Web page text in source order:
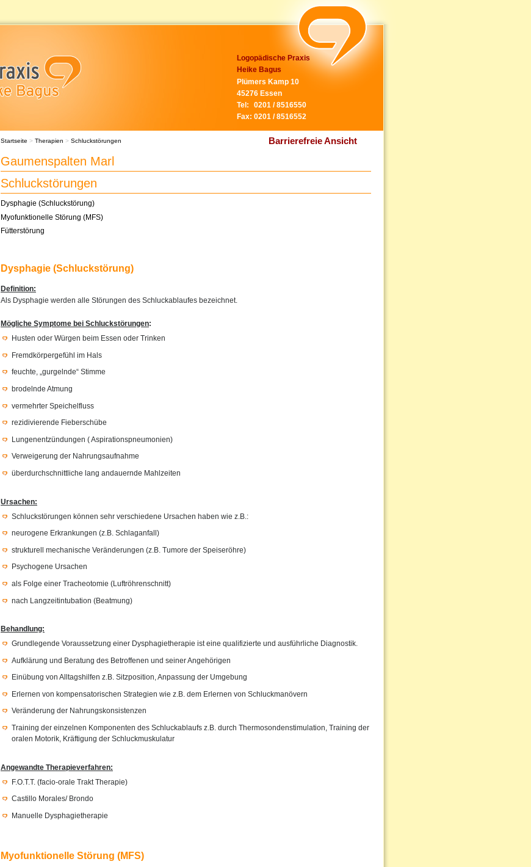
Logopädische Praxis
Heike Bagus
Plümers Kamp 10
45276 Essen
Tel:
0201 / 8516550
Fax: 0201 / 8516552
Barrierefreie Ansicht
Startseite > Therapien > Schluckstörungen
Gaumenspalten Marl
Schluckstörungen
Dysphagie (Schluckstörung)
Myofunktionelle Störung (MFS)
Fütterstörung
Dysphagie (Schluckstörung)
Definition:
Als Dysphagie werden alle Störungen des Schluckablaufes bezeichnet.
Mögliche Symptome bei Schluckstörungen:
Husten oder Würgen beim Essen oder Trinken
Fremdkörpergefühl im Hals
feuchte, „gurgelnde“ Stimme
brodelnde Atmung
vermehrter Speichelfluss
rezidivierende Fieberschübe
Lungenentzündungen ( Aspirationspneumonien)
Verweigerung der Nahrungsaufnahme
überdurchschnittliche lang andauernde Mahlzeiten
Ursachen:
Schluckstörungen können sehr verschiedene Ursachen haben wie z.B.:
neurogene Erkrankungen (z.B. Schlaganfall)
strukturell mechanische Veränderungen (z.B. Tumore der Speiseröhre)
Psychogene Ursachen
als Folge einer Tracheotomie (Luftröhrenschnitt)
nach Langzeitintubation (Beatmung)
Behandlung:
Grundlegende Voraussetzung einer Dysphagietherapie ist eine qualifizierte und ausführliche Diagnostik.
Aufklärung und Beratung des Betroffenen und seiner Angehörigen
Einübung von Alltagshilfen z.B. Sitzposition, Anpassung der Umgebung
Erlernen von kompensatorischen Strategien wie z.B. dem Erlernen von Schluckmanövern
Veränderung der Nahrungskonsistenzen
Training der einzelnen Komponenten des Schluckablaufs z.B. durch Thermosondenstimulation, Training der
oralen Motorik, Kräftigung der Schluckmuskulatur
Angewandte Therapieverfahren:
F.O.T.T. (facio-orale Trakt Therapie)
Castillo Morales/ Brondo
Manuelle Dysphagietherapie
Myofunktionelle Störung (MFS)